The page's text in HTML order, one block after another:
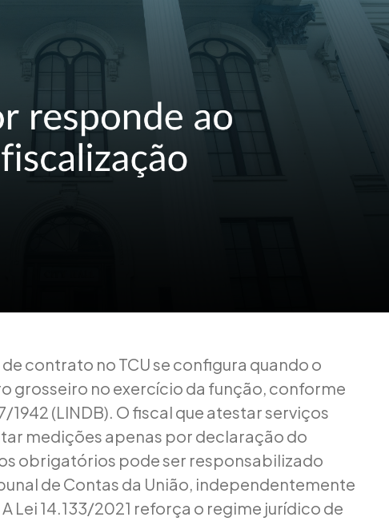
contrato no TCU se configura quando o
grosseiro no exercício da função, conforme
(LINDB). O fiscal que atestar serviços
medições apenas por declaração do
obrigatórios pode ser responsabilizado
de Contas da União, independentemente
Lei 14.133/2021 reforça o regime jurídico de